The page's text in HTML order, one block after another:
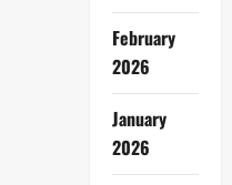
February
2026
January
2026